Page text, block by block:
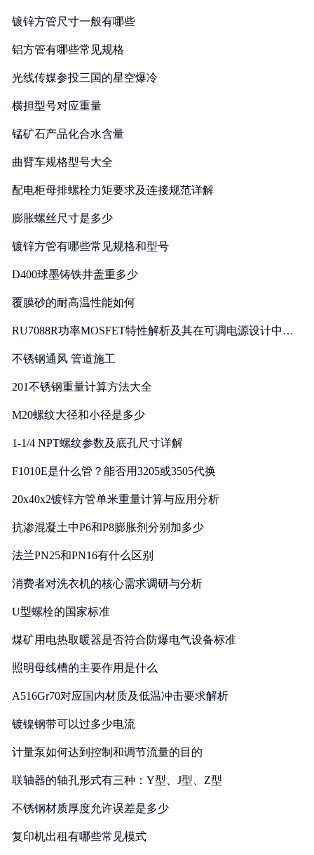
镀锌方管尺寸一般有哪些
铝方管有哪些常见规格
光线传媒参投三国的星空爆冷
横担型号对应重量
锰矿石产品化合水含量
曲臂车规格型号大全
配电柜母排螺栓力矩要求及连接规范详解
膨胀螺丝尺寸是多少
镀锌方管有哪些常见规格和型号
D400球墨铸铁井盖重多少
覆膜砂的耐高温性能如何
RU7088R功率MOSFET特性解析及其在可调电源设计中的
不锈钢通风 管道施工
201不锈钢重量计算方法大全
M20螺纹大径和小径是多少
1-1/4 NPT螺纹参数及底孔尺寸详解
F1010E是什么管？能否用3205或3505代换
20x40x2镀锌方管单米重量计算与应用分析
抗渗混凝土中P6和P8膨胀剂分别加多少
法兰PN25和PN16有什么区别
消费者对洗衣机的核心需求调研与分析
U型螺栓的国家标准
煤矿用电热取暖器是否符合防爆电气设备标准
照明母线槽的主要作用是什么
A516Gr70对应国内材质及低温冲击要求解析
镀镍钢带可以过多少电流
计量泵如何达到控制和调节流量的目的
联轴器的轴孔形式有三种：Y型、J型、Z型
不锈钢材质厚度允许误差是多少
复印机出租有哪些常见模式